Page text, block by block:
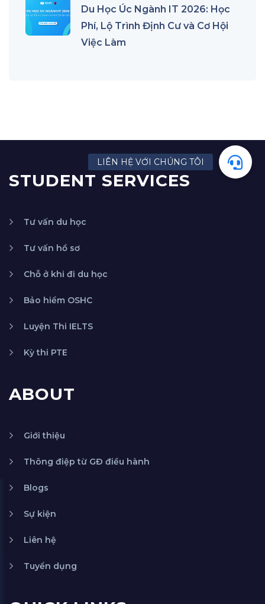
Du Học Úc Ngành IT 2026: Học
Phí, Lộ Trình Định Cư và Cơ Hội
Việc Làm
STUDENT SERVICES
Tư vấn du học
Tư vấn hồ sơ
Chỗ ở khi đi du học
Bảo hiểm OSHC
Luyện Thi IELTS
Kỳ thi PTE
ABOUT
Giới thiệu
Thông điệp từ GĐ điều hành
Blogs
Sự kiện
Liên hệ
Tuyển dụng